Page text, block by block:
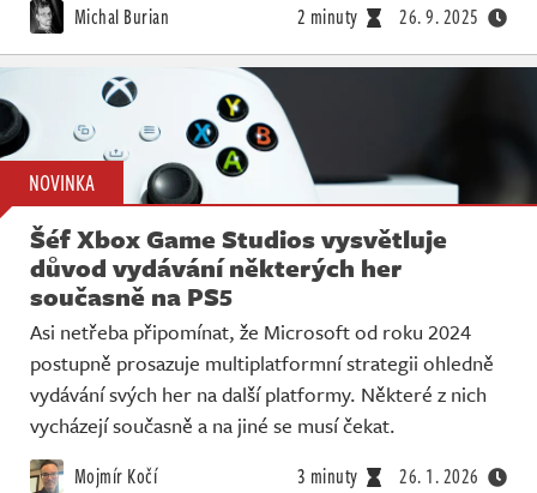
Michal Burian 2 minuty 26. 9. 2025
NOVINKA
Šéf Xbox Game Studios vysvětluje
důvod vydávání některých her
současně na PS5
Asi netřeba připomínat, že Microsoft od roku 2024
postupně prosazuje multiplatformní strategii ohledně
vydávání svých her na další platformy. Některé z nich
vycházejí současně a na jiné se musí čekat.
Mojmír Kočí 3 minuty 26. 1. 2026